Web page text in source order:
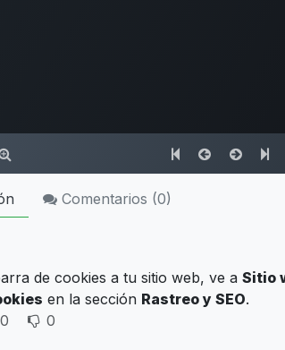
Comentarios (0)
de cookies a tu sitio web, ve a Sitio
en la sección Rastreo y SEO.
0 0